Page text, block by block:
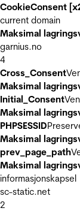
CookieConsent
current domain
Maksimal
garnius.no
4
Cross_Consent
Maksimal
Initial_Consent
Maksimal
PHPSESSID
Maksimal
prev_page_path
Maksimal
informasjonskapsel
sc-static.net
2